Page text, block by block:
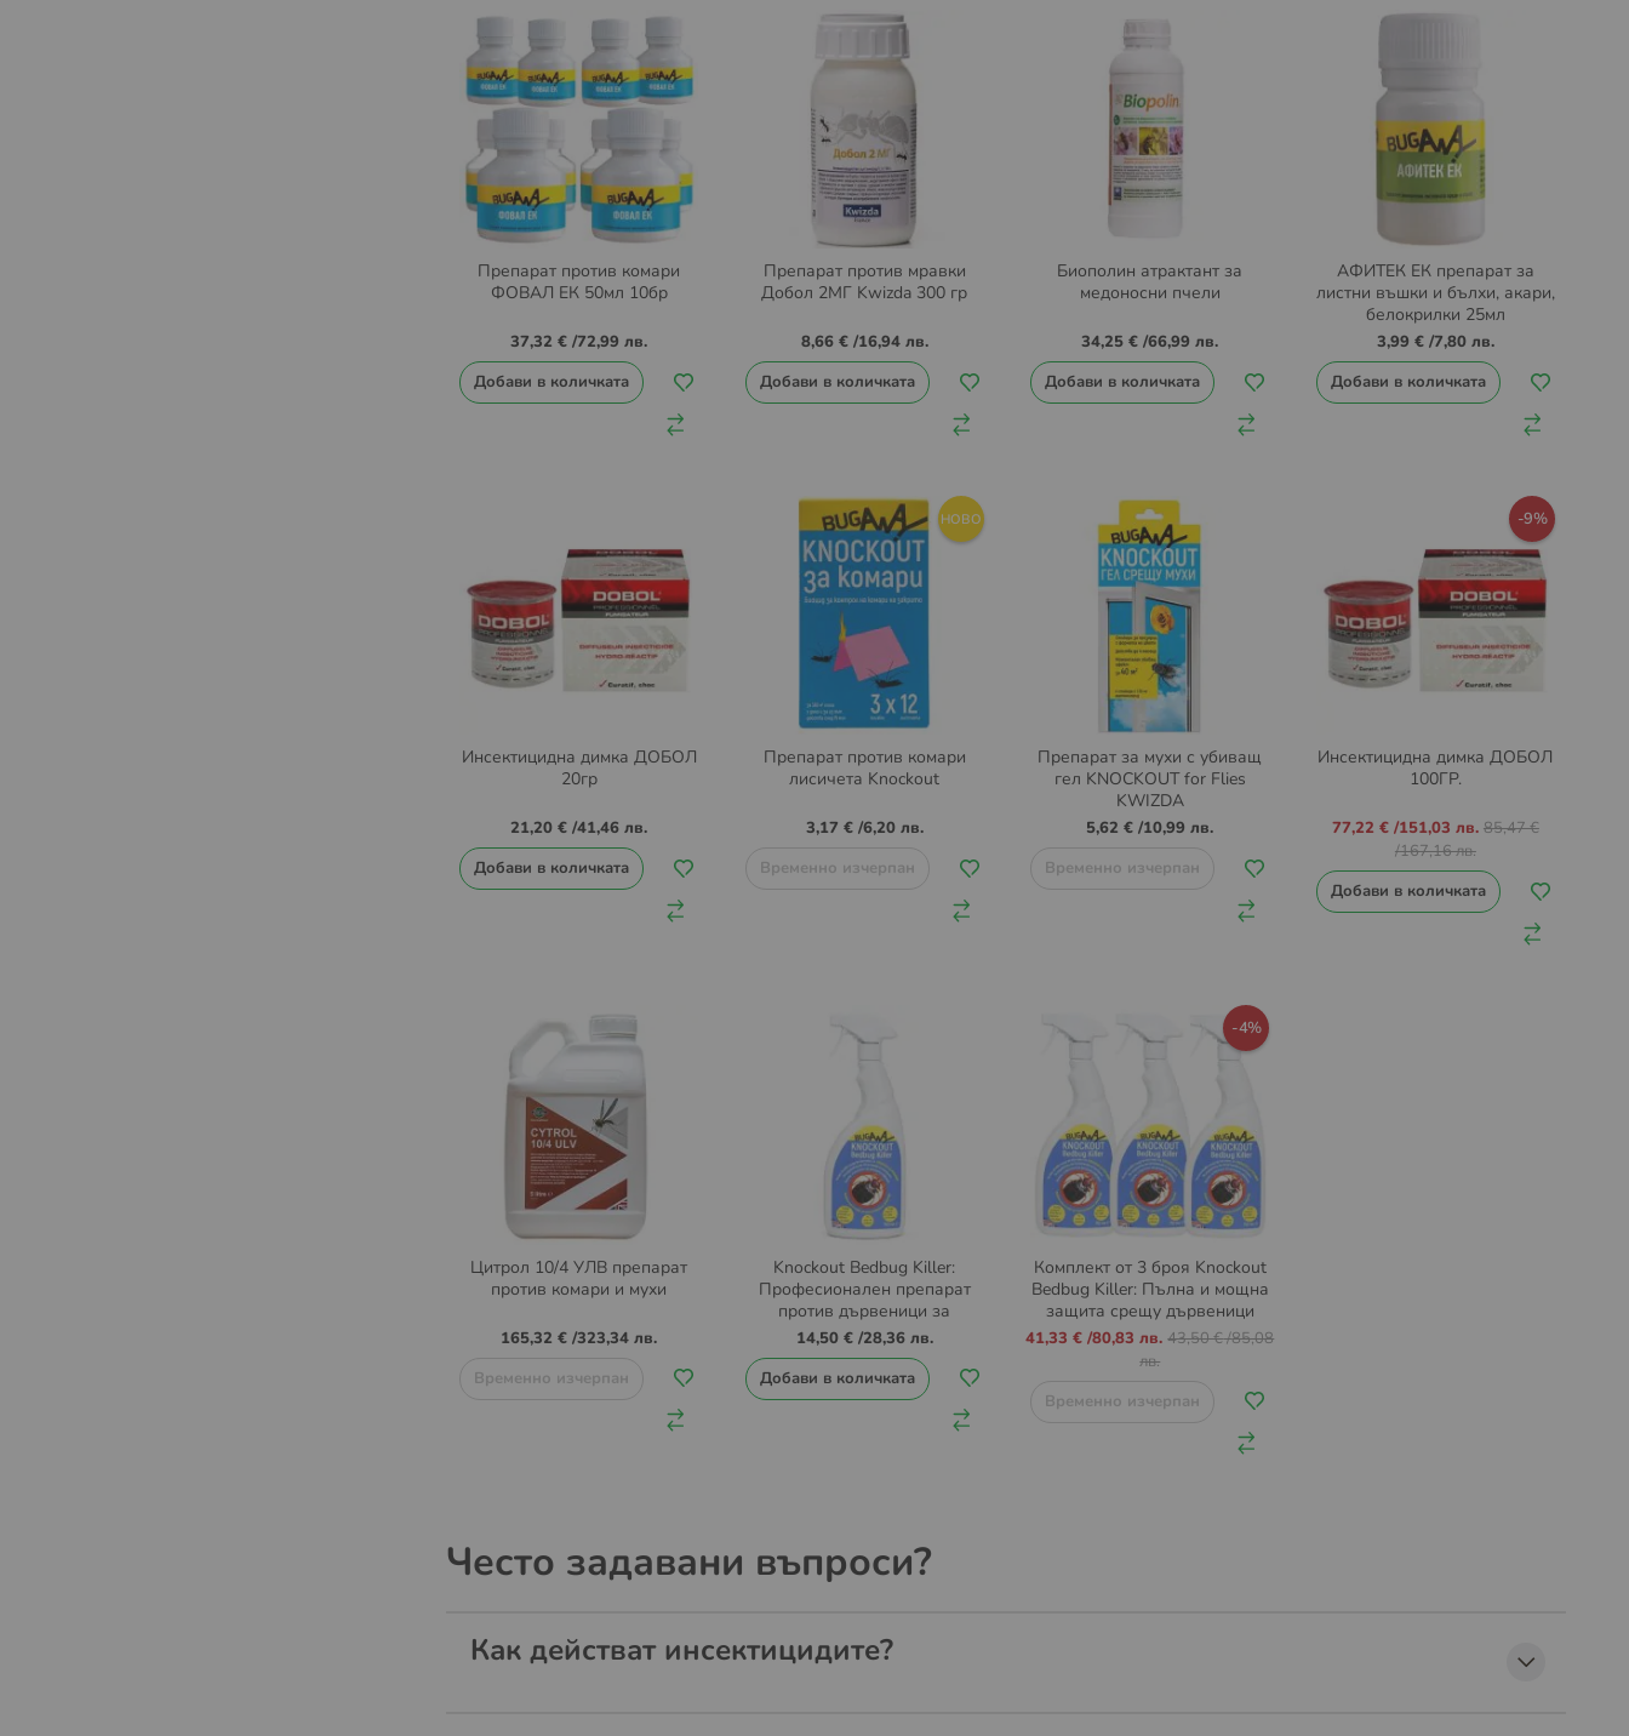
Препарат против комари
ФОВАЛ ЕК 50мл 10бр
37,32 € /72,99 лв.
Добави в количката
Препарат против мравки
Добол 2МГ Kwizda 300 гр
8,66 €/16,94 лв.
Добави в количката
Биополин атрактант за
медоносни пчели
34,25 € /66,99 лв.
Добави в количката
АФИТЕК ЕК препарат за
листни въшки и бълхи, акари,
белокрилки 25мл
3,99 €/7,80 лв.
Добави в количката
Инсектицидна димка ДОБОЛ
20гр
21,20 € /41,46 лв.
Добави в количката
НОВО
Препарат против комари
лисичета Knockout
3,17 €/6,20 лв.
Временно изчерпан
Препарат за мухи с убиващ
гел KNOCKOUT for Flies
KWIZDA
5,62 € /10,99 лв.
Временно изчерпан
-9%
Инсектицидна димка ДОБОЛ
100ГР.
Промо
77,22 €/151,03 лв. 85,47 €
/167,16 лв.
Добави в количката
Цитрол 10/4 УЛВ препарат
против комари и мухи
165,32 € /323,34 лв.
Временно изчерпан
Knockout Bedbug Killer:
Професионален препарат
против дървеници за
безпощаден контрол
14,50 €/28,36 лв.
Добави в количката
-4%
Комплект от 3 броя Knockout
Bedbug Killer: Пълна и мощна
защита срещу дървеници
вкъщи
Промо
41,33 € /80,83 лв. 43,50 €/85,08
лв.
Временно изчерпан
Често задавани въпроси?
Как действат инсектицидите?